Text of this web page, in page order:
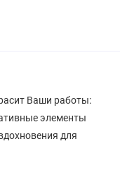
Ваши работы:
элементы
для